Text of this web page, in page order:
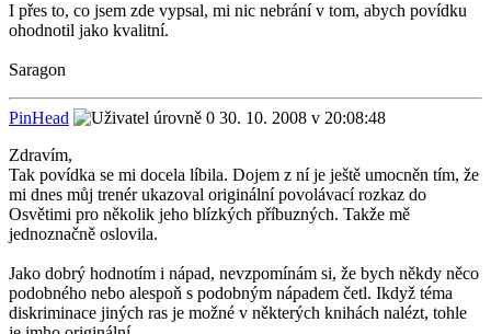
I přes to, co jsem zde vypsal, mi nic nebrání v tom, abych povídku
ohodnotil jako kvalitní.
Saragon
PinHead
30. 10. 2008 v 20:08:48
Zdravím,
Tak povídka se mi docela líbila. Dojem z ní je ještě umocněn tím, že
mi dnes můj trenér ukazoval originální povolávací rozkaz do
Osvětimi pro několik jeho blízkých příbuzných. Takže mě
jednoznačně oslovila.
Jako dobrý hodnotím i nápad, nevzpomínám si, že bych někdy něco
podobného nebo alespoň s podobným nápadem četl. Ikdyž téma
diskriminace jiných ras je možné v některých knihách nalézt, tohle